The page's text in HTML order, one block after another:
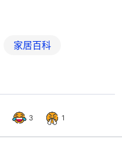
家居百科
3 1